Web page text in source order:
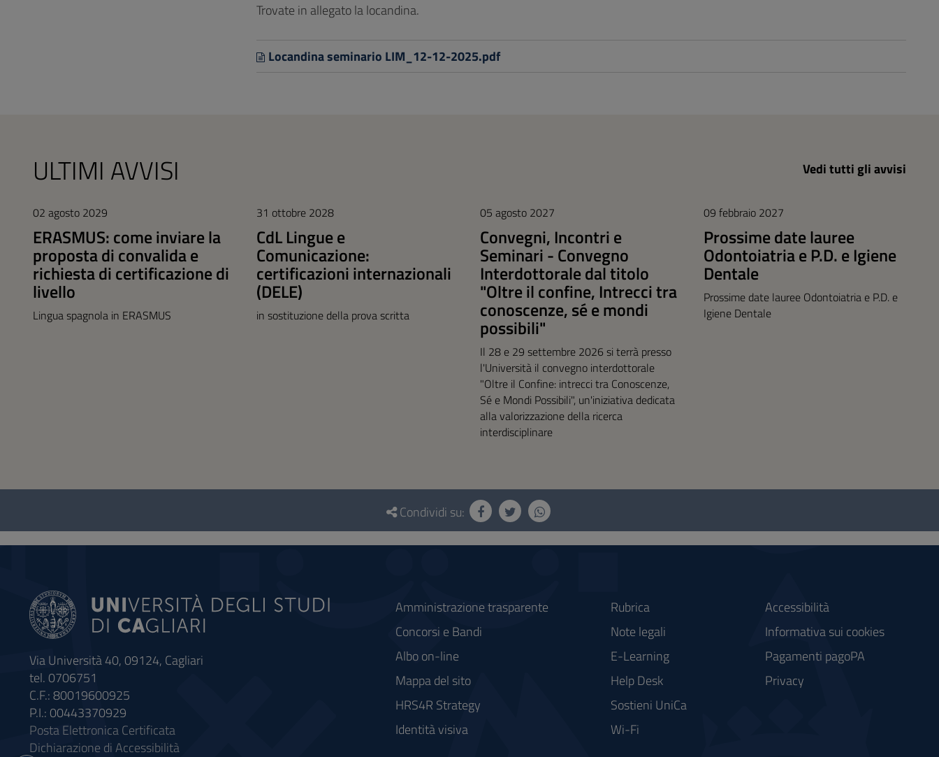
Trovate in allegato la locandina.
Locandina seminario LIM_12-12-2025.pdf
ULTIMI AVVISI Vedi tutti gli avvisi
02 agosto 2029
ERASMUS: come inviare la
proposta di convalida e
richiesta di certificazione di
livello
Lingua spagnola in ERASMUS
31 ottobre 2028
CdL Lingue e
Comunicazione:
certificazioni internazionali
(DELE)
in sostituzione della prova scritta
05 agosto 2027
Convegni, Incontri e
Seminari - Convegno
Interdottorale dal titolo
"Oltre il confine, Intrecci tra
conoscenze, sé e mondi
possibili"
Il 28 e 29 settembre 2026 si terrà presso
l'Università il convegno interdottorale
"Oltre il Confine: intrecci tra Conoscenze,
Sé e Mondi Possibili", un'iniziativa dedicata
alla valorizzazione della ricerca
interdisciplinare
09 febbraio 2027
Prossime date lauree
Odontoiatria e P.D. e Igiene
Dentale
Prossime date lauree Odontoiatria e P.D. e
Igiene Dentale
Questionario
social
Condividi su:
Via Università 40, 09124, Cagliari
tel. 0706751
C.F.: 80019600925
P.I.: 00443370929
Posta Elettronica Certificata
Dichiarazione di Accessibilità
Amministrazione trasparente
Concorsi e Bandi
Albo on-line
Mappa del sito
HRS4R Strategy
Identità visiva
Rubrica
Note legali
E-Learning
Help Desk
Sostieni UniCa
Wi-Fi
Accessibilità
Informativa sui cookies
Pagamenti pagoPA
Privacy